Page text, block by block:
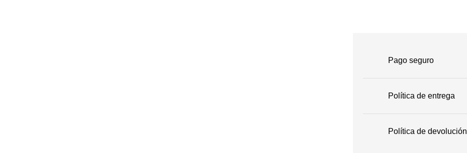
Pago seguro
Política de entrega
Política de devolución